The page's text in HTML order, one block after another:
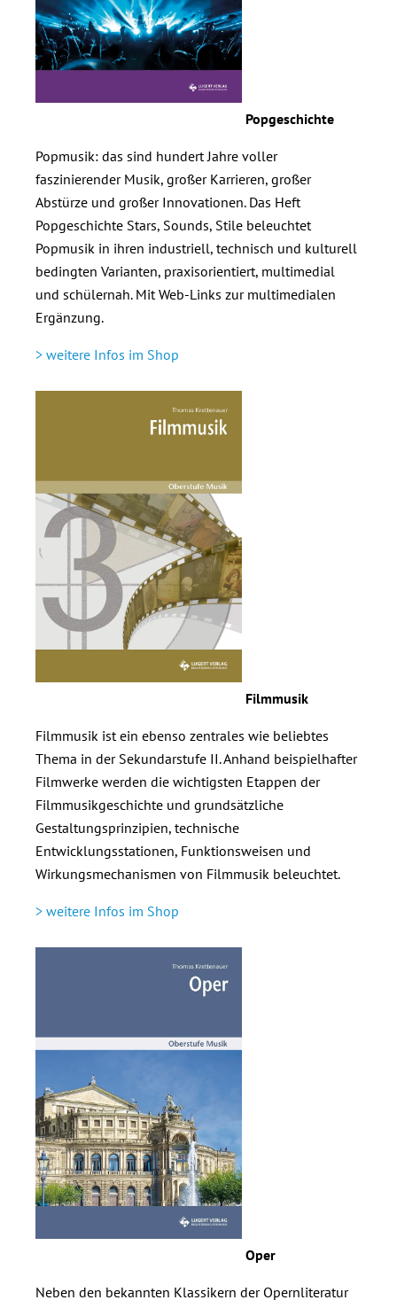
Popgeschichte
Popmusik: das sind hundert Jahre voller
faszinierender Musik, großer Karrieren, großer
Abstürze und großer Innovationen. Das Heft
Popgeschichte Stars, Sounds, Stile beleuchtet
Popmusik in ihren industriell, technisch und kulturell
bedingten Varianten, praxisorientiert, multimedial
und schülernah. Mit Web-Links zur multimedialen
Ergänzung.
> weitere Infos im Shop
Filmmusik
Filmmusik ist ein ebenso zentrales wie beliebtes
Thema in der Sekundarstufe II. Anhand beispielhafter
Filmwerke werden die wichtigsten Etappen der
Filmmusikgeschichte und grundsätzliche
Gestaltungsprinzipien, technische
Entwicklungsstationen, Funktionsweisen und
Wirkungsmechanismen von Filmmusik beleuchtet.
> weitere Infos im Shop
Oper
Neben den bekannten Klassikern der Opernliteratur